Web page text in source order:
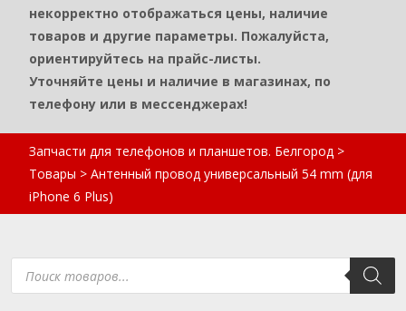
некорректно отображаться цены, наличие
товаров и другие параметры. Пожалуйста,
ориентируйтесь на прайс-листы.
Уточняйте цены и наличие в магазинах, по
телефону или в мессенджерах!
Запчасти для телефонов и планшетов. Белгород >
Товары > Антенный провод универсальный 54 mm (для
iPhone 6 Plus)
Поиск
товаров